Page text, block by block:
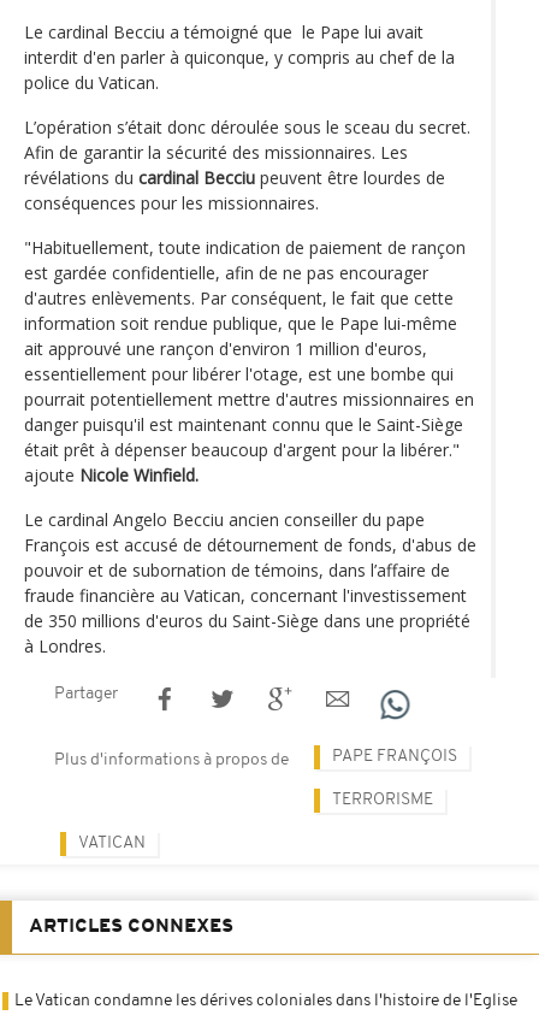
Le cardinal Becciu a témoigné que le Pape lui avait
interdit d'en parler à quiconque, y compris au chef de la
police du Vatican.
L’opération s’était donc déroulée sous le sceau du secret.
Afin de garantir la sécurité des missionnaires. Les
révélations du cardinal Becciu peuvent être lourdes de
conséquences pour les missionnaires.
"Habituellement, toute indication de paiement de rançon
est gardée confidentielle, afin de ne pas encourager
d'autres enlèvements. Par conséquent, le fait que cette
information soit rendue publique, que le Pape lui-même
ait approuvé une rançon d'environ 1 million d'euros,
essentiellement pour libérer l'otage, est une bombe qui
pourrait potentiellement mettre d'autres missionnaires en
danger puisqu'il est maintenant connu que le Saint-Siège
était prêt à dépenser beaucoup d'argent pour la libérer."
ajoute Nicole Winfield.
Le cardinal Angelo Becciu ancien conseiller du pape
François est accusé de détournement de fonds, d'abus de
pouvoir et de subornation de témoins, dans l’affaire de
fraude financière au Vatican, concernant l'investissement
de 350 millions d'euros du Saint-Siège dans une propriété
à Londres.
Partager
Plus d'informations à propos de PAPE FRANÇOIS
TERRORISME
VATICAN
ARTICLES CONNEXES
Le Vatican condamne les dérives coloniales dans l'histoire de l'Eglise